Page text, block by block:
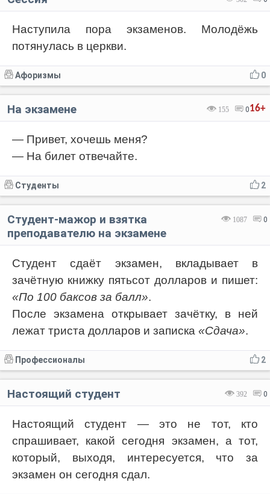
Наступила пора экзаменов. Молодёжь
потянулась в церкви.
0
Афоризмы
16+
155 0
На экзамене
— Привет, хочешь меня?
— На билет отвечайте.
2
Студенты
1087 0
Студент-мажор и взятка
преподавателю на экзамене
Студент сдаёт экзамен, вкладывает в
зачётную книжку пятьсот долларов и пишет:
«По 100 баксов за балл».
После экзамена открывает зачётку, в ней
лежат триста долларов и записка «Сдача».
2
Профессионалы
392 0
Настоящий студент
Настоящий студент — это не тот, кто
спрашивает, какой сегодня экзамен, а тот,
который, выходя, интересуется, что за
экзамен он сегодня сдал.